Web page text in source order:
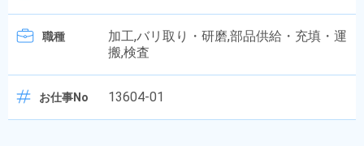
職種
加工,バリ取り・研磨,部品供給・充填・運
搬,検査
お仕事No 13604-01